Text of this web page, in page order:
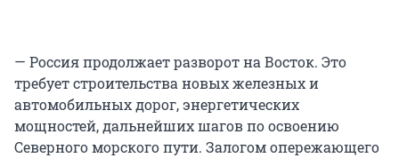
— Россия продолжает разворот на Восток. Это
требует строительства новых железных и
автомобильных дорог, энергетических
мощностей, дальнейших шагов по освоению
Северного морского пути. Залогом опережающего